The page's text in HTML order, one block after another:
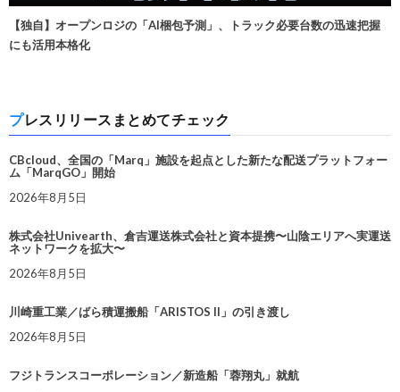
【独自】オープンロジの「AI梱包予測」、トラック必要台数の迅速把握
にも活用本格化
プレスリリースまとめてチェック
CBcloud、全国の「Marq」施設を起点とした新たな配送プラットフォー
ム「MarqGO」開始
2026年8月5日
株式会社Univearth、倉吉運送株式会社と資本提携〜山陰エリアへ実運送
ネットワークを拡大〜
2026年8月5日
川崎重工業／ばら積運搬船「ARISTOS II」の引き渡し
2026年8月5日
フジトランスコーポレーション／新造船「蓉翔丸」就航